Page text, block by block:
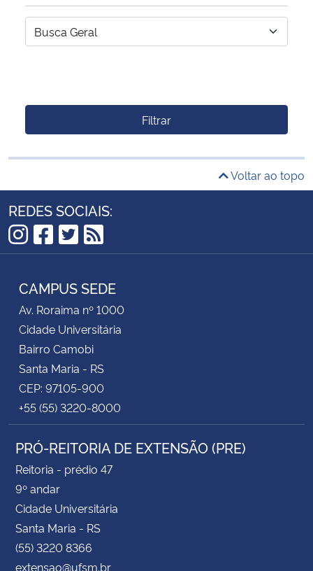
Filtrar
Voltar ao topo
REDES SOCIAIS:
Instagram
Facebook
Twitter
RSS
CAMPUS SEDE
Av. Roraima nº 1000
Cidade Universitária
Bairro Camobi
Santa Maria - RS
CEP: 97105-900
+55 (55) 3220-8000
PRÓ-REITORIA DE EXTENSÃO (PRE)
Reitoria - prédio 47
9º andar
Cidade Universitária
Santa Maria - RS
(55) 3220 8366
extensao@ufsm.br